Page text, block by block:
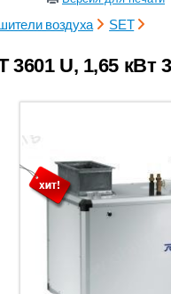
воздуха
SET
U, 1,65 кВт